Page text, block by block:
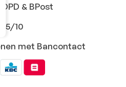
& BPost
10
met Bancontact